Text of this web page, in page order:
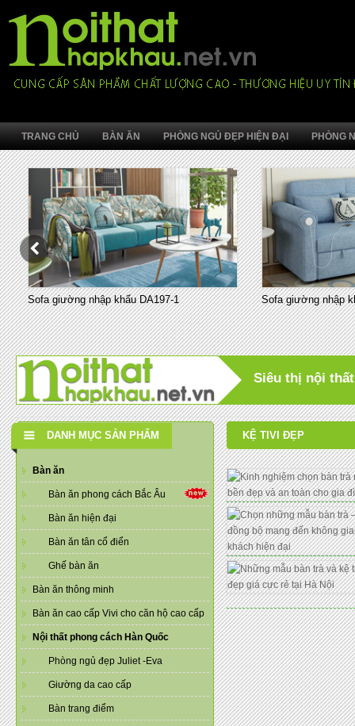
TRANG CHỦ BÀN ĂN PHÒNG NGỦ ĐẸP HIỆN ĐẠI PHÒNG
Sofa giường nhập khẩu DA197-1 Sofa giường nhập
Siêu thị nội
DANH MỤC SẢN PHẨM
Bàn ăn
Bàn ăn phong cách Bắc Âu
Bàn ăn hiện đại
Bàn ăn tân cổ điển
Ghế bàn ăn
Bàn ăn thông minh
Bàn ăn cao cấp Vivi cho căn hộ cao cấp
Nội thất phong cách Hàn Quốc
Phòng ngủ đẹp Juliet -Eva
Giường da cao cấp
Bàn trang điểm
KỆ TIVI ĐẸP